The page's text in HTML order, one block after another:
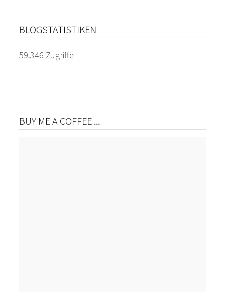
BLOGSTATISTIKEN
59.346 Zugriffe
BUY ME A COFFEE ...